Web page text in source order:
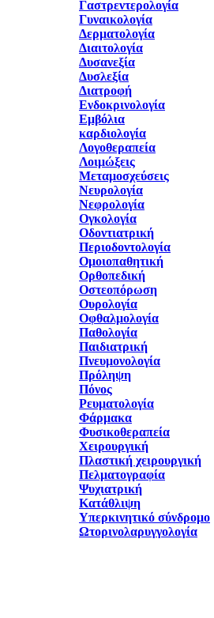
Γαστρεντερολογία
Γυναικολογία
Δερματολογία
Διαιτολογία
Δυσανεξία
Δυσλεξία
Διατροφή
Ενδοκρινολογία
Εμβόλια
καρδιολογία
Λογοθεραπεία
Λοιμώξεις
Μεταμοσχεύσεις
Νευρολογία
Νεφρολογία
Ογκολογία
Οδοντιατρική
Περιοδοντολογία
Ομοιοπαθητική
Ορθοπεδική
Οστεοπόρωση
Ουρολογία
Οφθαλμολογία
Παθολογία
Παιδιατρική
Πνευμονολογία
Πρόληψη
Πόνος
Ρευματολογία
Φάρμακα
Φυσικοθεραπεία
Χειρουργική
Πλαστική χειρουργική
Πελματογραφία
Ψυχιατρική
Κατάθλιψη
Υπερκινητικό σύνδρομο
Ωτορινολαρυγγολογία